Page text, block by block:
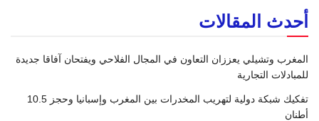
أحدث المقالات
المغرب وتشيلي يعززان التعاون في المجال الفلاحي ويفتحان آفاقا جديدة
للمبادلات التجارية
تفكيك شبكة دولية لتهريب المخدرات بين المغرب وإسبانيا وحجز 10.5
أطنان